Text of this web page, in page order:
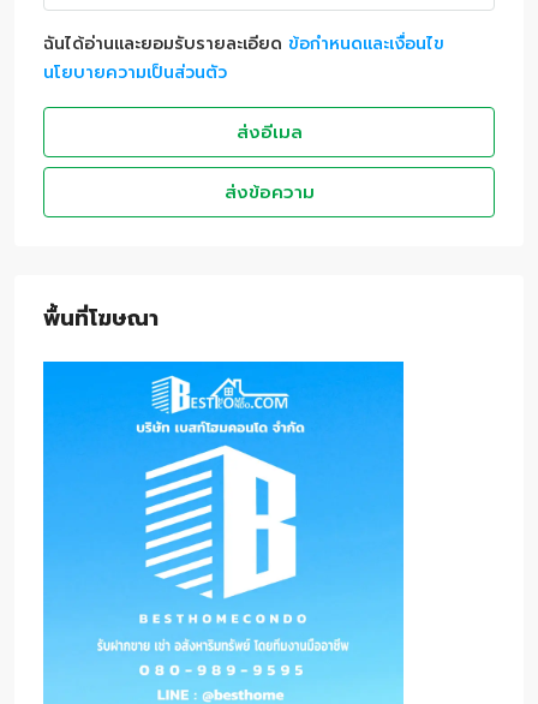
ฉันได้อ่านและยอมรับรายละเอียด ข้อกำหนดและเงื่อนไข
นโยบายความเป็นส่วนตัว
ส่งอีเมล
ส่งข้อความ
พื้นที่โฆษณา